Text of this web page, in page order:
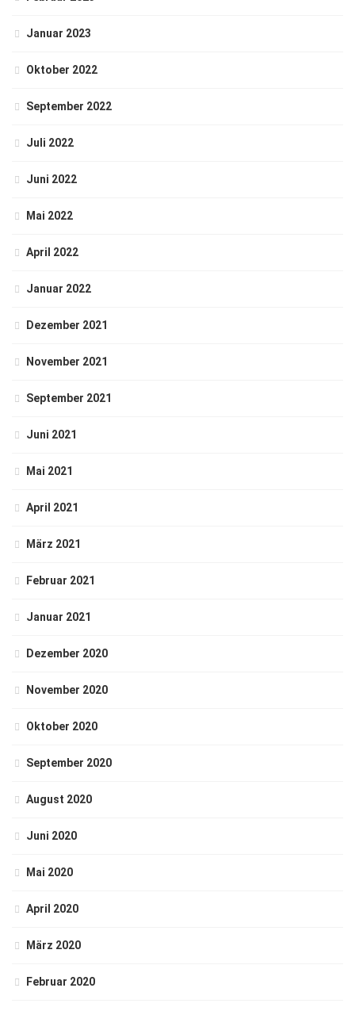
Januar 2023
Oktober 2022
September 2022
Juli 2022
Juni 2022
Mai 2022
April 2022
Januar 2022
Dezember 2021
November 2021
September 2021
Juni 2021
Mai 2021
April 2021
März 2021
Februar 2021
Januar 2021
Dezember 2020
November 2020
Oktober 2020
September 2020
August 2020
Juni 2020
Mai 2020
April 2020
März 2020
Februar 2020